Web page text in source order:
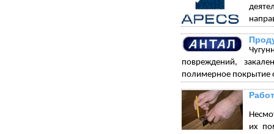
повреждений,
полимерное покрытие
их